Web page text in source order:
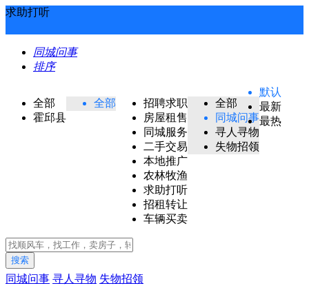
求助打听
同城问事
排序
全部
霍邱县
全部
招聘求职
房屋租售
同城服务
二手交易
本地推广
农林牧渔
求助打听
招租转让
车辆买卖
全部
同城问事
寻人寻物
失物招领
默认
最新
最热
搜索
同城问事 寻人寻物 失物招领